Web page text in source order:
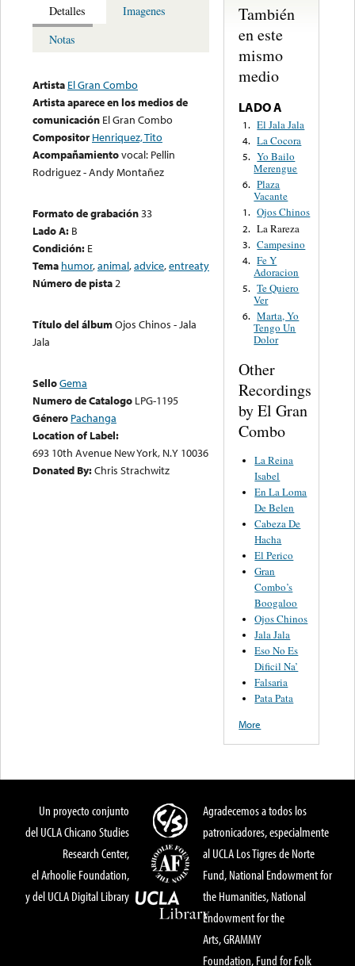
Detalles
Imagenes
Notas
Artista El Gran Combo
Artista aparece en los medios de
comunicación El Gran Combo
Compositor Henriquez, Tito
Acompañamientovocal: Pellin
Rodriguez - Andy Montañez
Formato de grabación33
Lado A: B
Condición: E
Tema humor,animal,advice,entreaty
Número de pista2
Título del álbumOjos Chinos - Jala
Jala
SelloGema
Numero de Catalogo LPG-1195
Género Pachanga
Location of Label:
693 10th Avenue New York, N.Y 10036
Donated By:Chris Strachwitz
También
en este
mismo
medio
LADO A
1. El Jala Jala
4. La Cocora
5. Yo Bailo
Merengue
6. Plaza
Vacante
1. Ojos Chinos
2. La Rareza
3. Campesino
4. Fe Y
Adoracion
5. Te Quiero
Ver
6. Marta, Yo
Tengo Un
Dolor
Other
Recordings
by El Gran
Combo
La Reina
Isabel
En La Loma
De Belen
Cabeza De
Hacha
El Perico
Gran
Combo’s
Boogaloo
Ojos Chinos
Jala Jala
Eso No Es
Dificil Na’
Falsaria
Pata Pata
More
Un proyecto conjunto
del UCLA Chicano Studies
Research Center,
el Arhoolie Foundation,
y del UCLA Digital Library
Agradecemos a todos los
patronicadores, especialmente
al UCLA Los Tigres de Norte
Fund, National Endowment for
the Humanities, National
Endowment for the
Arts, GRAMMY
Foundation, Fund for Folk